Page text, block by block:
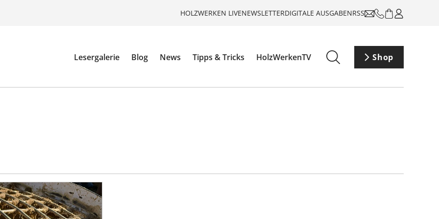
HOLZWERKEN LIVENEWSLETTERDIGITALE AUSGABENRSS
Lesergalerie Blog News Tipps & Tricks HolzWerkenTV Shop